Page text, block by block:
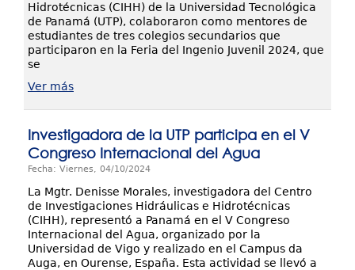
Hidrotécnicas (CIHH) de la Universidad Tecnológica
de Panamá (UTP), colaboraron como mentores de
estudiantes de tres colegios secundarios que
participaron en la Feria del Ingenio Juvenil 2024, que
se
Ver más
Investigadora de la UTP participa en el V
Congreso Internacional del Agua
Fecha: Viernes, 04/10/2024
La Mgtr. Denisse Morales, investigadora del Centro
de Investigaciones Hidráulicas e Hidrotécnicas
(CIHH), representó a Panamá en el V Congreso
Internacional del Agua, organizado por la
Universidad de Vigo y realizado en el Campus da
Auga, en Ourense, España. Esta actividad se llevó a